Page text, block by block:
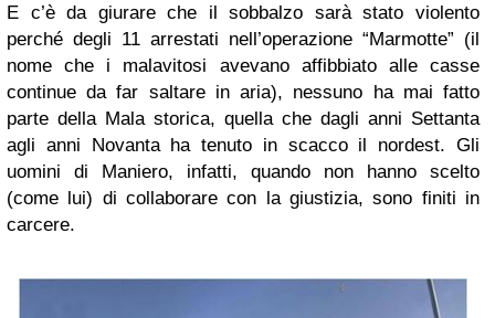
E c’è da giurare che il sobbalzo sarà stato violento
perché degli 11 arrestati nell’operazione “Marmotte” (il
nome che i malavitosi avevano affibbiato alle casse
continue da far saltare in aria), nessuno ha mai fatto
parte della Mala storica, quella che dagli anni Settanta
agli anni Novanta ha tenuto in scacco il nordest. Gli
uomini di Maniero, infatti, quando non hanno scelto
(come lui) di collaborare con la giustizia, sono finiti in
carcere.